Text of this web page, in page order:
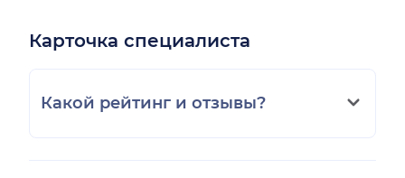
Карточка специалиста
Какой рейтинг и отзывы?